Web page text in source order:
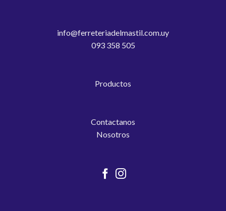
info@ferreteriadelmastil.com.uy
093 358 505
Productos
Contactanos
Nosotros